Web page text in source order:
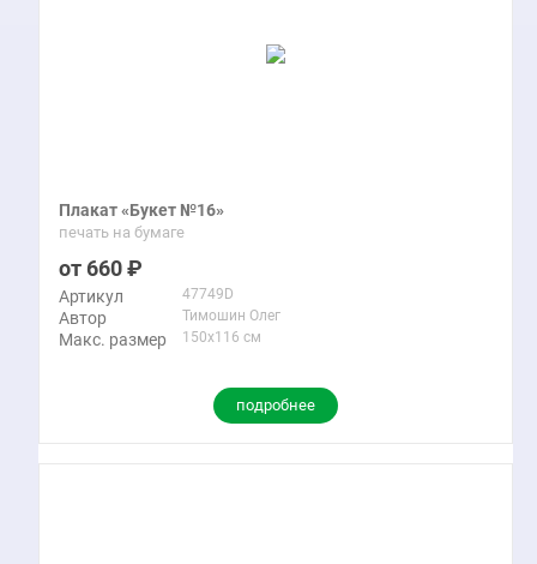
Плакат «Букет №16»
печать на бумаге
660
Артикул 47749D
Автор Тимошин Олег
Макс. размер 150x116 см
подробнее